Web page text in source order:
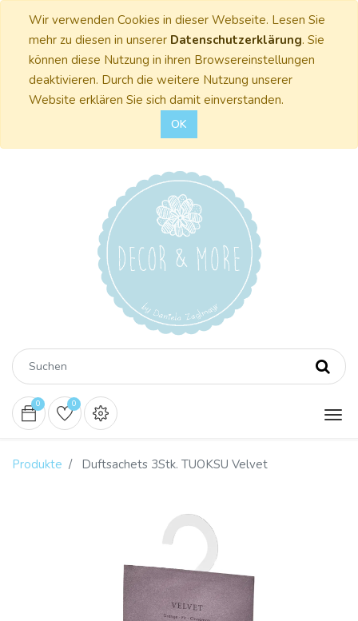
Wir verwenden Cookies in dieser Webseite. Lesen Sie
mehr zu diesen in unserer Datenschutzerklärung. Sie
können diese Nutzung in ihren Browsereinstellungen
deaktivieren. Durch die weitere Nutzung unserer
Website erklären Sie sich damit einverstanden.
OK
0 0
Produkte Duftsachets 3Stk. TUOKSU Velvet